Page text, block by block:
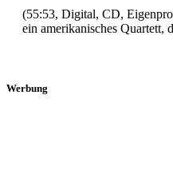
(55:53, Digital, CD,
ein amerikanisches Quartett,
Werbung